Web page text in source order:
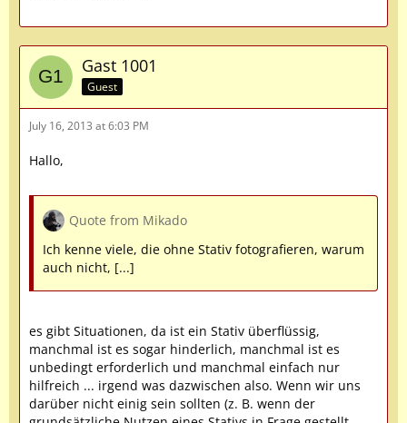
Gast 1001
Guest
July 16, 2013 at 6:03 PM
Hallo,
Quote from Mikado
Ich kenne viele, die ohne Stativ fotografieren, warum
auch nicht, [...]
es gibt Situationen, da ist ein Stativ überflüssig,
manchmal ist es sogar hinderlich, manchmal ist es
unbedingt erforderlich und manchmal einfach nur
hilfreich ... irgend was dazwischen also. Wenn wir uns
darüber nicht einig sein sollten (z. B. wenn der